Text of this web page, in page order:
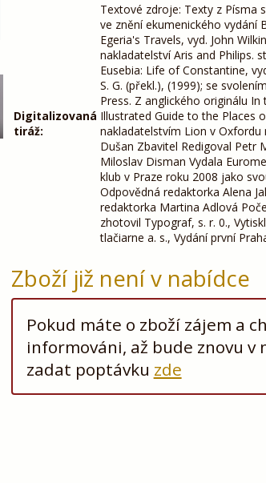
Digitalizovaná
tiráž:
Textové zdroje: Texty z Písma
ve znění ekumenického vydání
Egeria's Travels, vyd. John
nakladatelství Aris and Philips.
Eusebia: Life of Constantine,
S. G. (překl.), (1999); se
Press. Z anglického originálu In
Illustrated Guide to the Places
nakladatelstvím Lion v Oxfordu
Dušan Zbavitel Redigoval Petr
Miloslav Disman Vydala
klub v Praze roku 2008 jako
Odpovědná redaktorka Alena
redaktorka Martina Adlová
zhotovil Typograf, s. r. 0.,
tlačiarne a. s., Vydání první
Zboží již není v nabídce
Pokud máte o zboží zájem a
informováni, až bude znovu v
zadat poptávku zde